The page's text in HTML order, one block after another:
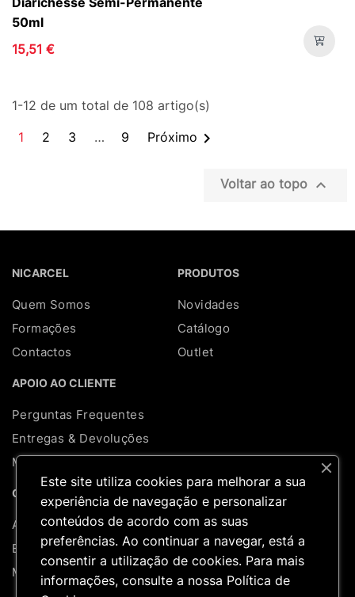
50ml
15,51 €
1-12 de um total de 108 artigo(s)
1 2 3 … 9 Próximo 
Voltar ao topo 
NICARCEL
Quem Somos
Formações
Contactos
PRODUTOS
Novidades
Catálogo
Outlet
APOIO AO CLIENTE
Perguntas Frequentes
Entregas & Devoluções
Mapa do site
CONTA
A minha conta
Encomendas
Moradas
REDES SOCIAIS
Este site utiliza cookies para melhorar a sua
experiência de navegação e personalizar
conteúdos de acordo com as suas
preferências. Ao continuar a navegar, está a
consentir a utilização de cookies. Para mais
informações, consulte a nossa Política de